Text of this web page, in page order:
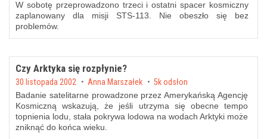
W sobotę przeprowadzono trzeci i ostatni spacer kosmiczny
zaplanowany dla misji STS-113. Nie obeszło się bez
problemów.
Czy Arktyka się rozpłynie?
Posted on
30 listopada 2002 byAnna Marszałek 5k odsłon
Badanie satelitarne prowadzone przez Amerykańską Agencję
Kosmiczną wskazują, że jeśli utrzyma się obecne tempo
topnienia lodu, stała pokrywa lodowa na wodach Arktyki może
zniknąć do końca wieku.